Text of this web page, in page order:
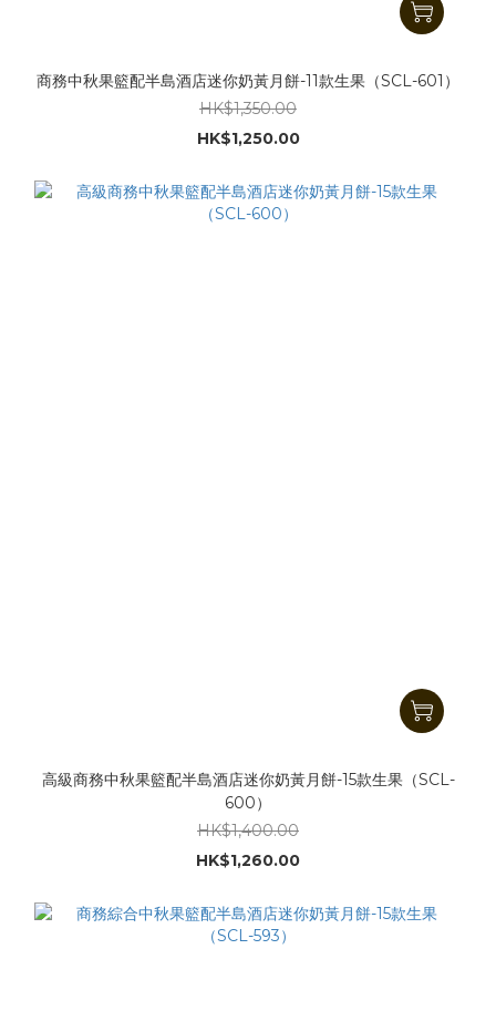
商務中秋果籃配半島酒店迷你奶黃月餅-11款生果（SCL-601）
HK$1,350.00
HK$1,250.00
高級商務中秋果籃配半島酒店迷你奶黃月餅-15款生果（SCL-
600）
HK$1,400.00
HK$1,260.00